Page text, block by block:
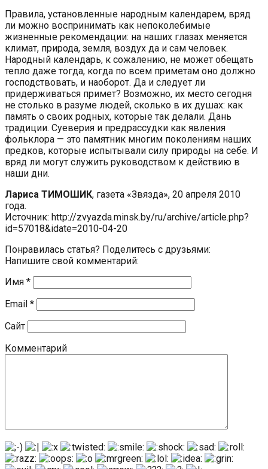
Правила, установленные народным календарем, вряд
ли можно воспринимать как непоколебимые
жизненные рекомендации: на наших глазах меняется
климат, природа, земля, воздух да и сам человек.
Народный календарь, к сожалению, не может обещать
тепло даже тогда, когда по всем приметам оно должно
господствовать, и наоборот. Да и следует ли
придерживаться примет? Возможно, их место сегодня
не столько в разуме людей, сколько в их душах: как
память о своих родных, которые так делали. Дань
традиции. Суеверия и предрассудки как явления
фольклора — это памятник многим поколениям наших
предков, которые испытывали силу природы на себе. И
вряд ли могут служить руководством к действию в
наши дни.
Лариса ТИМОШИК, газета «Звязда», 20 апреля 2010
года.
Источник: http://zvyazda.minsk.by/ru/archive/article.php?
id=57018&idate=2010-04-20
Понравилась статья? Поделитесь с друзьями:
Напишите свой комментарий:
Имя *
Email *
Сайт
Комментарий